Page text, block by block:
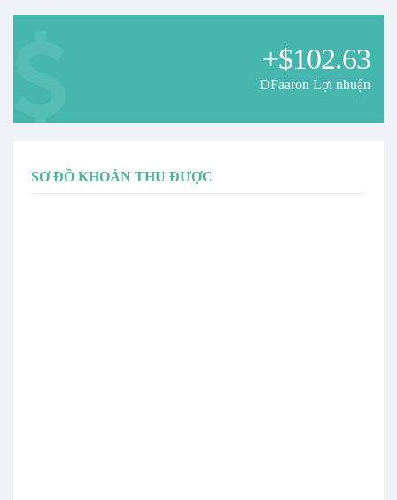
+$102.63
DFaaron Lợi nhuận
SƠ ĐỒ KHOẢN THU ĐƯỢC